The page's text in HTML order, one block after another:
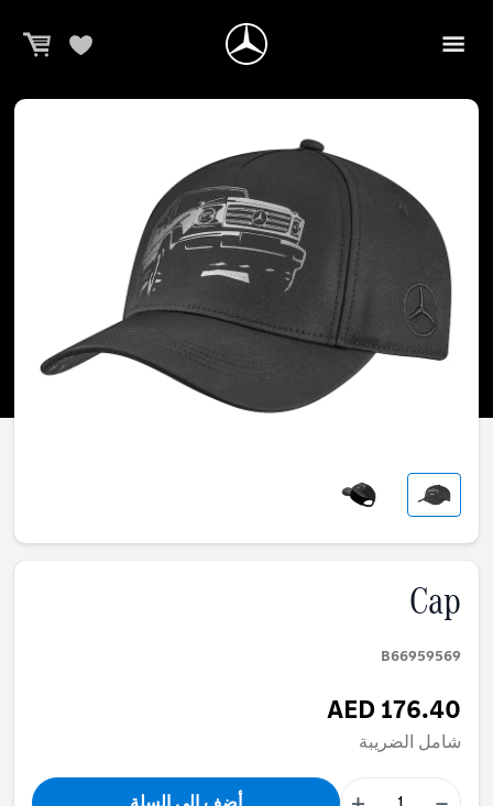
Cap
B66959569
AED 176.40
شامل الضريبة